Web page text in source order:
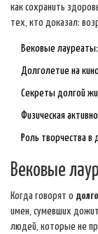
как сохранить
тех, кто доказал:
Вековые лауреаты:
Долголетие на
Секреты долгой
Физическая
Роль творчества в
Вековые
Когда говорят о
имен, сумевших
людей, которые не